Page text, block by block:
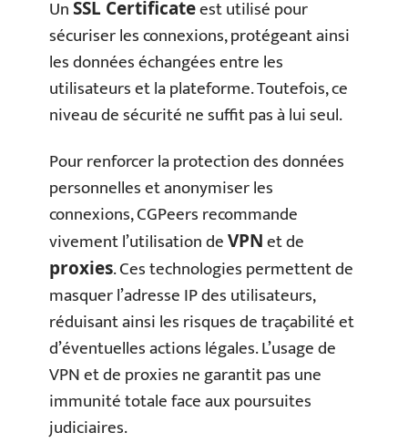
UnSSL Certificateest utilisé pour
sécuriser les connexions, protégeant ainsi
les données échangées entre les
utilisateurs et la plateforme. Toutefois, ce
niveau de sécurité ne suffit pas à lui seul.
Pour renforcer la protection des données
personnelles et anonymiser les
connexions, CGPeers recommande
vivement l’utilisation deVPNet de
proxies. Ces technologies permettent de
masquer l’adresse IP des utilisateurs,
réduisant ainsi les risques de traçabilité et
d’éventuelles actions légales. L’usage de
VPN et de proxies ne garantit pas une
immunité totale face aux poursuites
judiciaires.